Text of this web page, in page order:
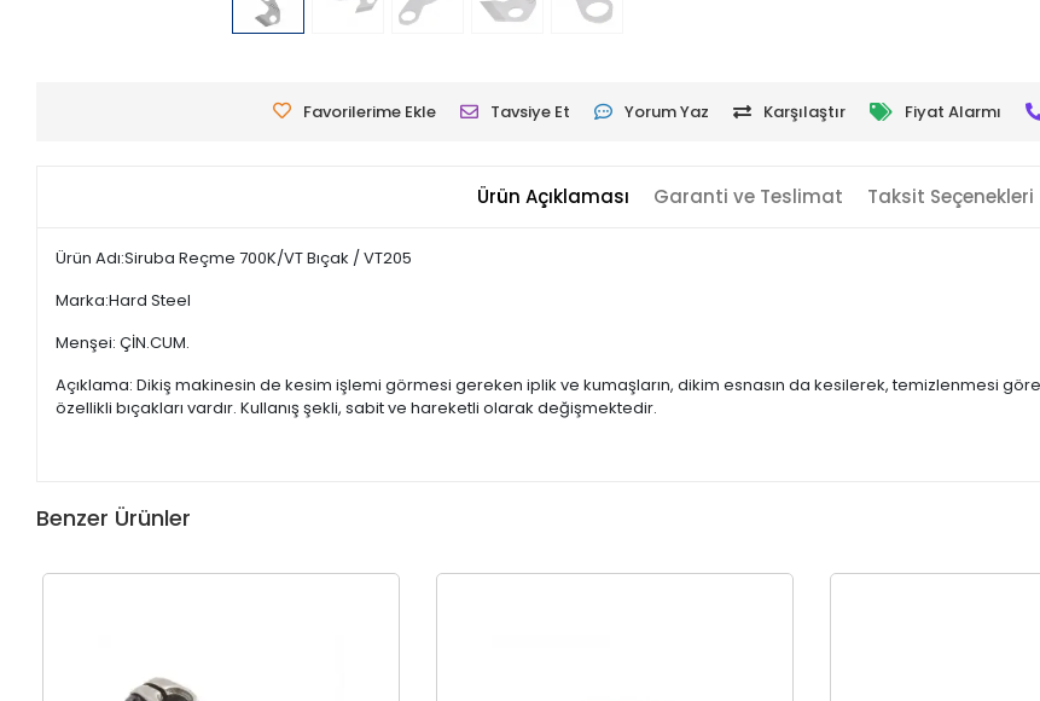
Favorilerime Ekle Tavsiye Et Yorum Yaz Karşılaştır Fiyat Alarmı
Ürün Açıklaması Garanti ve Teslimat Taksit Seçenekleri
Ürün Adı:Siruba Reçme 700K/VT Bıçak / VT205
Marka:Hard Steel
Menşei: ÇİN.CUM.
Açıklama: Dikiş makinesin de kesim işlemi görmesi gereken iplik ve kumaşların, dikim esnasın da kesilerek, temizlenmesi
özellikli bıçakları vardır. Kullanış şekli, sabit ve hareketli olarak değişmektedir.
Benzer Ürünler